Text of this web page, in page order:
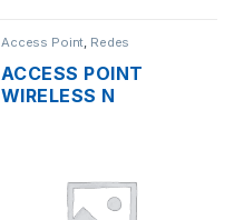
Access Point Redes
ACCESS POINT
WIRELESS N
DUAL BAND GIGABIT
SOPORTA POE